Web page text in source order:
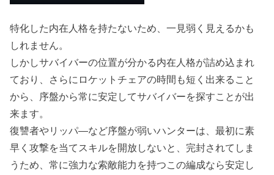
特化した内在人格を持たないため、一見弱く見えるかも
しれません。
しかしサバイバーの位置が分かる内在人格が詰め込まれ
ており、さらにロケットチェアの時間も短く出来ること
から、序盤から常に安定してサバイバーを探すことが出
来ます。
復讐者やリッパ―など序盤が弱いハンターは、最初に素
早く攻撃を当てスキルを開放しないと、完封されてしま
うため、常に強力な索敵能力を持つこの編成なら安定し